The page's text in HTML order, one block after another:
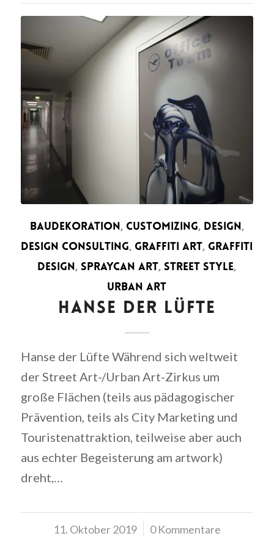
BAUDEKORATION, CUSTOMIZING, DESIGN,
DESIGN CONSULTING,GRAFFITI ART,GRAFFITI
DESIGN, SPRAYCAN ART, STREET STYLE,
URBAN ART
HANSE DER LÜFTE
Hanse der Lüfte Während sich weltweit
der Street Art-/Urban Art-Zirkus um
große Flächen (teils aus pädagogischer
Prävention, teils als City Marketing und
Touristenattraktion, teilweise aber auch
aus echter Begeisterung am artwork)
dreht,…
11. Oktober 2019
/ 0 Kommentare